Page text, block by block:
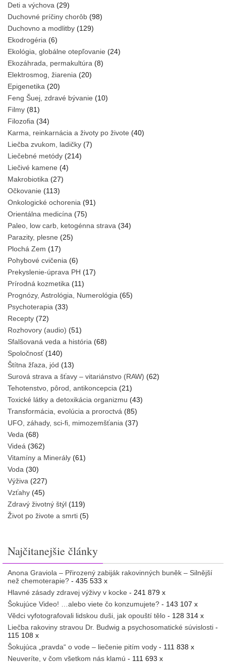
Deti a výchova (29)
Duchovné príčiny chorôb (98)
Duchovno a modlitby (129)
Ekodrogéria (6)
Ekológia, globálne otepľovanie (24)
Ekozáhrada, permakultúra (8)
Elektrosmog, žiarenia (20)
Epigenetika (20)
Feng Šuej, zdravé bývanie (10)
Filmy (81)
Filozofia (34)
Karma, reinkarnácia a životy po živote (40)
Liečba zvukom, ladičky (7)
Liečebné metódy (214)
Liečivé kamene (4)
Makrobiotika (27)
Očkovanie (113)
Onkologické ochorenia (91)
Orientálna medicína (75)
Paleo, low carb, ketogénna strava (34)
Parazity, plesne (25)
Plochá Zem (17)
Pohybové cvičenia (6)
Prekyslenie-úprava PH (17)
Prírodná kozmetika (11)
Prognózy, Astrológia, Numerológia (65)
Psychoterapia (33)
Recepty (72)
Rozhovory (audio) (51)
Sfalšovaná veda a história (68)
Spoločnosť(140)
Štítna žľaza, jód (13)
Surová strava a šťavy – vitariánstvo (RAW) (62)
Tehotenstvo, pôrod, antikoncepcia (21)
Toxické látky a detoxikácia organizmu (43)
Transformácia, evolúcia a proroctvá (85)
UFO, záhady, sci-fi, mimozemšťania (37)
Veda (68)
Videá (362)
Vitamíny a Minerály (61)
Voda (30)
Výživa (227)
Vzťahy (45)
Zdravý životný štýl (119)
Život po živote a smrti (5)
Najčitanejšie články
Anona Graviola – Přirozený zabiják rakovinných buněk – Silnější
než chemoterapie? - 435 533 x
Hlavné zásady zdravej výživy v kocke - 241 879 x
Šokujúce Video! …alebo viete čo konzumujete? - 143 107 x
Vědci vyfotografovali lidskou duši, jak opouští tělo - 128 314 x
Liečba rakoviny stravou Dr. Budwig a psychosomatické súvislosti -
115 108 x
Šokujúca „pravda“ o vode – liečenie pitím vody - 111 838 x
Neuveríte, v čom všetkom nás klamú - 111 693 x